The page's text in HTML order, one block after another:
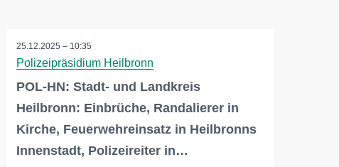
25.12.2025 – 10:35
Polizeipräsidium Heilbronn
POL-HN: Stadt- und Landkreis
Heilbronn: Einbrüche, Randalierer in
Kirche, Feuerwehreinsatz in Heilbronns
Innenstadt, Polizeireiter in…